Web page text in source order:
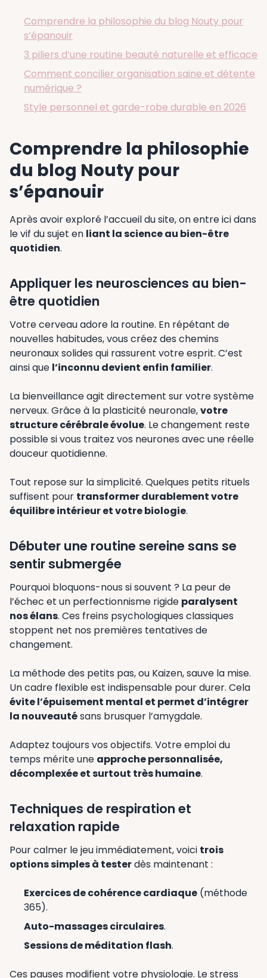
Comprendre la philosophie du blog Nouty pour
s’épanouir
3 piliers d’une routine beauté naturelle et efficace
Comment concilier organisation saine et détente
numérique ?
Style personnel et garde-robe durable en 2026
Comprendre la philosophie
du blog Nouty pour
s’épanouir
Après avoir exploré l’accueil du site, on entre ici dans
le vif du sujet en liant la science au bien-être
quotidien.
Appliquer les neurosciences au bien-
être quotidien
Votre cerveau adore la routine. En répétant de
nouvelles habitudes, vous créez des chemins
neuronaux solides qui rassurent votre esprit. C’est
ainsi que l’inconnu devient enfin familier.
La bienveillance agit directement sur votre système
nerveux. Grâce à la plasticité neuronale,votre
structure cérébrale évolue. Le changement reste
possible si vous traitez vos neurones avec une réelle
douceur quotidienne.
Tout repose sur la simplicité. Quelques petits rituels
suffisent pour transformer durablement votre
équilibre intérieur et votre biologie.
Débuter une routine sereine sans se
sentir submergée
Pourquoi bloquons-nous si souvent ? La peur de
l’échec et un perfectionnisme rigide paralysent
nos élans. Ces freins psychologiques classiques
stoppent net nos premières tentatives de
changement.
La méthode des petits pas, ou Kaizen, sauve la mise.
Un cadre flexible est indispensable pour durer. Cela
évite l’épuisement mental et permet d’intégrer
la nouveautésans brusquer l’amygdale.
Adaptez toujours vos objectifs. Votre emploi du
temps mérite une approche personnalisée,
décomplexée et surtout très humaine.
Techniques de respiration et
relaxation rapide
Pour calmer le jeu immédiatement, voici trois
options simples à testerdès maintenant :
Exercices de cohérence cardiaque (méthode
365).
Auto-massages circulaires.
Sessions de méditation flash.
Ces pauses modifient votre physiologie. Le stress